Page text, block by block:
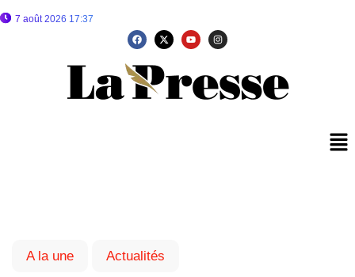
7 août 2026 17:37
A la une Actualités